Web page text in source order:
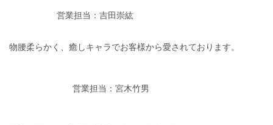
営業担当：吉田崇紘
物腰柔らかく、癒しキャラでお客様から愛されております。
営業担当：宮木竹男